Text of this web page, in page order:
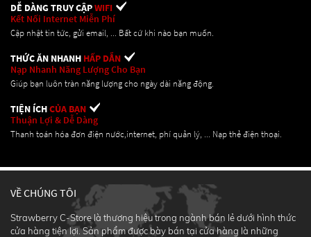
DỄ DÀNG TRUY CẬPWIFI
Kết Nối Internet Miễn Phí
Cập nhật tin tức, gửi email, ... Bất cứ khi nào bạn muốn.
THỨC ĂN NHANH HẤP DẪN
Nạp Nhanh Năng Lượng Cho Bạn
Giúp bạn luôn tràn năng lượng cho ngày dài năng động.
TIỆN ÍCHCỦA BẠN
Thuận Lợi & Dễ Dàng
Thanh toán hóa đơn điện nước,internet, phí quản lý, ... Nạp thẻ điện thoại.
VỀ CHÚNG TÔI
Strawberry C-Store là thương hiệu trong ngành bán lẻ dưới hình thức
cửa hàng tiện lợi. Sản phẩm được bày bán tại cửa hàng là những